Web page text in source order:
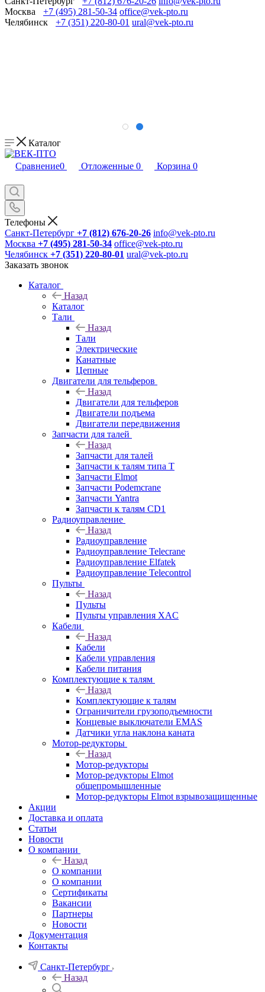
Москва
+7 (495) 281-50-34 office@vek-pto.ru
Челябинск
+7 (351) 220-80-01 ural@vek-pto.ru
Каталог
Сравнение0 Отложенные 0 Корзина 0
Телефоны
Санкт-Петербург +7 (812) 676-20-26 info@vek-pto.ru
Москва +7 (495) 281-50-34 office@vek-pto.ru
Челябинск +7 (351) 220-80-01 ural@vek-pto.ru
Заказать звонок
Каталог
Назад
Каталог
Тали
Назад
Тали
Электрические
Канатные
Цепные
Двигатели для тельферов
Назад
Двигатели для тельферов
Двигатели подъема
Двигатели передвижения
Запчасти для талей
Назад
Запчасти для талей
Запчасти к талям типа Т
Запчасти Elmot
Запчасти Podemcrane
Запчасти Yantra
Запчасти к талям CD1
Радиоуправление
Назад
Радиоуправление
Радиоуправление Telecrane
Радиоуправление Elfatek
Радиоуправление Telecontrol
Пульты
Назад
Пульты
Пульты управления XAC
Кабели
Назад
Кабели
Кабели управления
Кабели питания
Комплектующие к талям
Назад
Комплектующие к талям
Ограничители грузоподъемности
Концевые выключатели EMAS
Датчики угла наклона каната
Мотор-редукторы
Назад
Мотор-редукторы
Мотор-редукторы Elmot
общепромышленные
Мотор-редукторы Elmot взрывозащищенные
Акции
Доставка и оплата
Статьи
Новости
О компании
Назад
О компании
О компании
Сертификаты
Вакансии
Партнеры
Новости
Документация
Контакты
Санкт-Петербург
Назад